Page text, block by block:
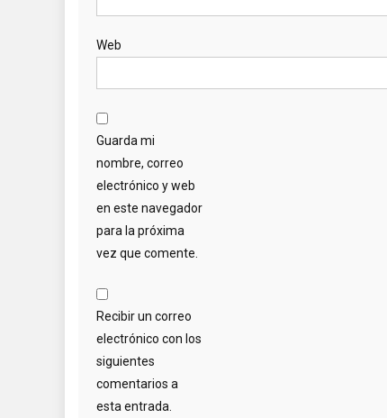
Web
Guarda mi
nombre, correo
electrónico y web
en este navegador
para la próxima
vez que comente.
Recibir un correo
electrónico con los
siguientes
comentarios a
esta entrada.